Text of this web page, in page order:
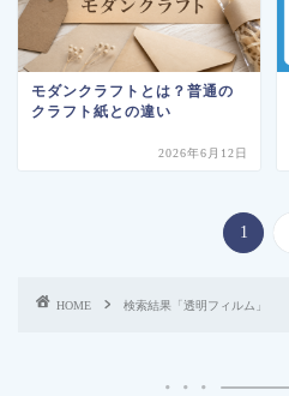
モダンクラフトとは？普通の
クラフト紙との違い
2026年6月12日
1
HOME 検索結果「透明フィルム」